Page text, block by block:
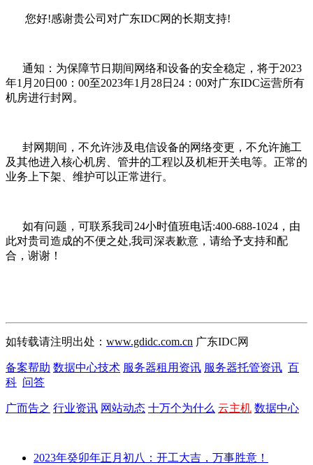
您好!感谢贵公司对广东IDC网的长期支持!
通知：为保障节日期间网络和设备的安全稳定，将于2023
年1月20日00：00至2023年1月28日24：00对广东IDC运营所有
机房进行封网。
封网期间，不允许涉及电信设备的网络变更，不允许施工
及其他进入核心机房、管井的工程以及机柜开关电等。正常的
业务上下架、维护可以正常进行。
如有问题，可联系我司24小时值班电话:400-688-1024，由
此对贵司造成的不便之处,我司深表歉意，请给予支持和配
合，谢谢！
如转载请注明出处： www.gdidc.com.cn 广东IDC网
备案帮助 数据中心技术 服务器租用资讯 服务器托管资讯 百
科 问答
广而告之 行业资讯 网站动态 十万个为什么 云主机 数据中心
2023年癸卯年正月初八：开工大吉，万事胜意！